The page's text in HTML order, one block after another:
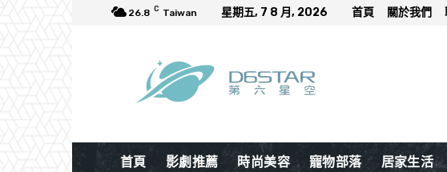
26.8 C Taiwan 星期五, 7 8 月, 2026 首頁 關於我們
首頁 影劇推薦 時尚美容 寵物部落 居家生活